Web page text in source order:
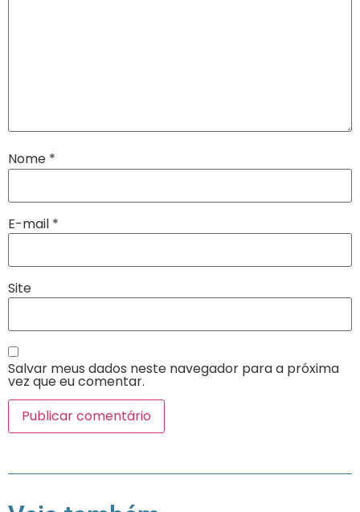
Nome *
E-mail *
Site
Salvar meus dados neste navegador para a próxima
vez que eu comentar.